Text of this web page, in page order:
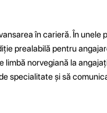
în carieră. În unele
prealabilă pentru
norvegiană la
specialitate și să